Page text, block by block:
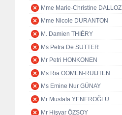
Mme Marie-Christine DALLOZ
Mme Nicole DURANTON
M. Damien THIÉRY
Ms Petra De SUTTER
Mr Petri HONKONEN
Ms Ria OOMEN-RUIJTEN
Ms Emine Nur GÜNAY
Mr Mustafa YENEROĞLU
Mr Hişyar ÖZSOY